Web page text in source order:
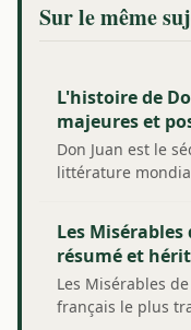
Sur le même
L'histoire de
majeures et
Don Juan est le
littérature
Les
résumé et
Les Misérables
français le plus